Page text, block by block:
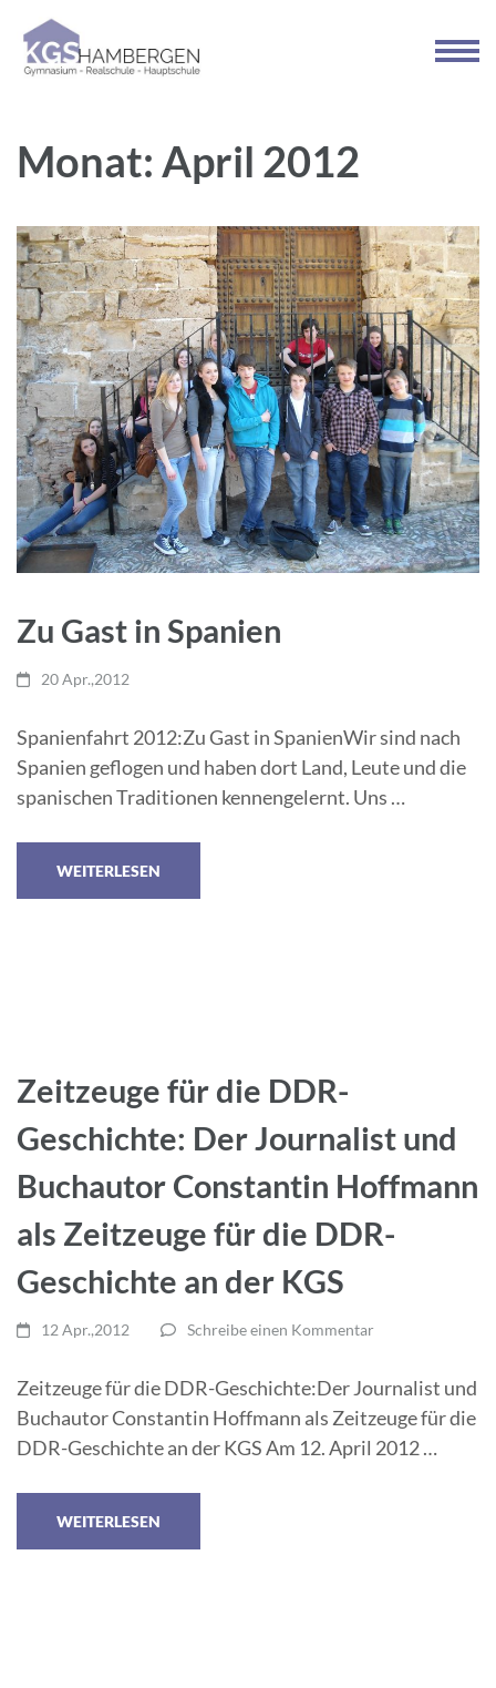
Inhalt
springen
Monat: April 2012
Zu Gast in Spanien
20 Apr.,2012
Spanienfahrt 2012:Zu Gast in SpanienWir sind nach
Spanien geflogen und haben dort Land, Leute und die
spanischen Traditionen kennengelernt. Uns …
WEITERLESEN
Zeitzeuge für die DDR-
Geschichte: Der Journalist und
Buchautor Constantin Hoffmann
als Zeitzeuge für die DDR-
Geschichte an der KGS
12 Apr.,2012 Schreibe einen Kommentar
Zeitzeuge für die DDR-Geschichte:Der Journalist und
Buchautor Constantin Hoffmann als Zeitzeuge für die
DDR-Geschichte an der KGS Am 12. April 2012 …
WEITERLESEN